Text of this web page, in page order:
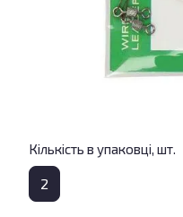
Кількість в упаковці, шт.
2